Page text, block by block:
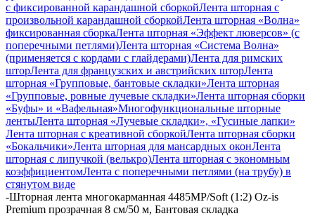
с фиксированной карандашной сборкойЛента шторная с
произвольной карандашной сборкойЛента шторная «Волна»
фиксированная сборкаЛента шторная «Эффект люверсов» (с
поперечными петлями)Лента шторная «Система Волна»
(применяется с кордами с глайдерами)Лента для римских
шторЛента для французских и австрийских шторЛента
шторная «Групповые, бантовые складки»Лента шторная
«Групповые, ровные лучевые складки»Лента шторная сборки
«Буфы» и «Вафельная»Многофункциональные шторные
лентыЛента шторная «Лучевые складки», «Гусиные лапки»
Лента шторная с креативной сборкойЛента шторная сборки
«Бокальчики»Лента шторная для мансардных оконЛента
шторная с липучкой (велькро)Лента шторная с экономным
коэффициентомЛента с поперечными петлями (на трубу) в
стянутом виде
-Шторная лента многокарманная 4485MP/Soft (1:2) Oz-is
Premium прозрачная 8 см/50 м, Бантовая складка